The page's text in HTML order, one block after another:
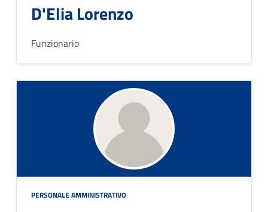
D'Elia Lorenzo
Funzionario
PERSONALE AMMINISTRATIVO